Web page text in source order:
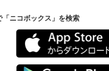
「ニコボックス」 を検索